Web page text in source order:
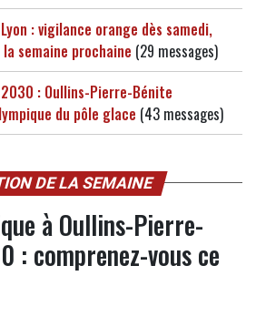
: vigilance orange dès samedi,
semaine prochaine (29 messages)
2030 : Oullins-Pierre-Bénite
du pôle glace (43 messages)
DE LA SEMAINE
à Oullins-Pierre-
: comprenez-vous ce